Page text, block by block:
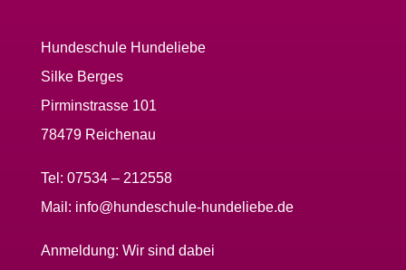
Hundeschule Hundeliebe
Silke Berges
Pirminstrasse 101
78479 Reichenau
Tel: 07534 – 212558
Mail: info@hundeschule-hundeliebe.de
Anmeldung: Wir sind dabei